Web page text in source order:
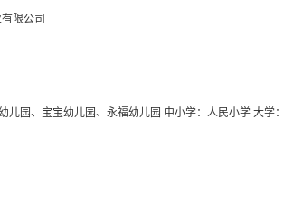
限公司
儿园、宝宝幼儿园、永福幼儿园 中小学：人民小学 大学